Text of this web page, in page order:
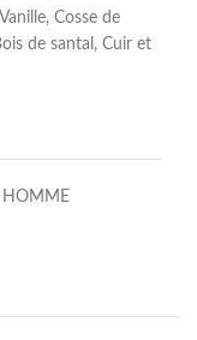
Cosse de
de santal, Cuir et
HOMME